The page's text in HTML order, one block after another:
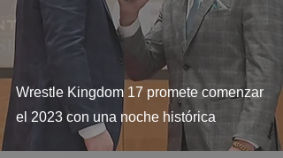
Wrestle Kingdom 17 promete comenzar
el 2023 con una noche histórica